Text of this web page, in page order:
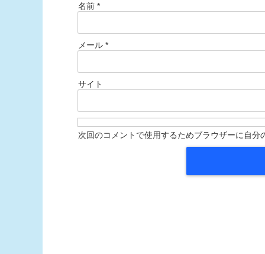
名前 *
メール *
サイト
次回のコメントで使用するためブラウザーに自